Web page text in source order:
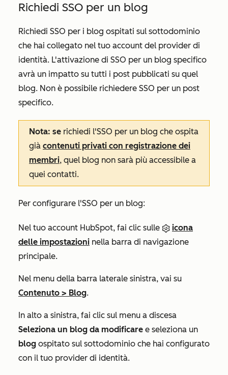
Richiedi SSO per un blog
Richiedi SSO per i blog ospitati sul sottodominio
che hai collegato nel tuo account del provider di
identità. L'attivazione di SSO per un blog specifico
avrà un impatto su tutti i post pubblicati su quel
blog. Non è possibile richiedere SSO per un post
specifico.
Nota: se richiedi l'SSO per un blog che ospita
già contenuti privati con registrazione dei
membri, quel blog non sarà più accessibile a
quei contatti.
Per configurare l'SSO per un blog:
Nel tuo account HubSpot, fai clic sulle
icona
delle impostazioni nella barra di navigazione
principale.
Nel menu della barra laterale sinistra, vai su
Contenuto > Blog.
In alto a sinistra, fai clic sul menu a discesa
Seleziona un blog da modificare e seleziona un
blog ospitato sul sottodominio che hai configurato
con il tuo provider di identità.